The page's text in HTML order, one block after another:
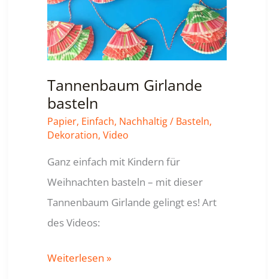
Tannenbaum Girlande
basteln
Papier, Einfach, Nachhaltig/ Basteln,
Dekoration, Video
Ganz einfach mit Kindern für
Weihnachten basteln – mit dieser
Tannenbaum Girlande gelingt es! Art
des Videos:
Tannenbaum
Weiterlesen »